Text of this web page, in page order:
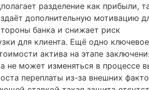
разделение как прибыли,
дополнительную мотивацию
банка и снижает риск
для клиента. Ещё одно ключевое
актива на этапе
не может изменяться в процессе
переплаты из-за внешних